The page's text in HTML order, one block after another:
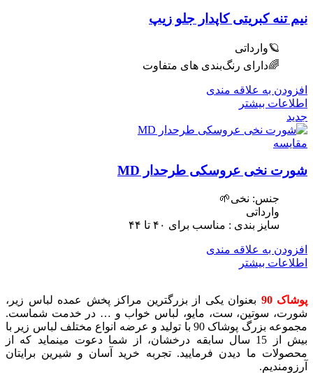
نیم تنه کبریتی کاپدار جلو زیپ
🪐وارداتی
🌈دارای رنگ‌بندی های متفاوت
افزودن به علاقه مندی
اطلاعات بیشتر
جدید
مقایسه
شورت نخی عروسکی طرحدار MD
جنس: نخی🌱
وارداتی
سایز بندی : مناسب برای ۴٠ تا ۴۴
افزودن به علاقه مندی
اطلاعات بیشتر
پوشاک 90
بعنوان یکی از بزرگترین مراکز پخش عمده لباس زیر،
شورت، سوتین، ست، مایو، لباس خواب و … در خدمت شماست.
مجموعه بزرگ پوشاک 90 با تولید و عرضه انواع مختلف لباس زیر با
بیش از 15 سال سابقه درخشان، از شما دعوت مینماید که از
محصولات ما دیدن فرمایید. تجربه خرید آسان و شیرین برایتان
آرزومندیم.